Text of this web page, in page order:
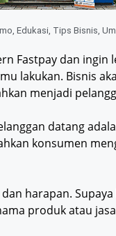
, Edukasi, Tips Bisnis,
Fastpay dan
lakukan. Bisnis
menjadi
datang
konsumen
harapan.
produk atau